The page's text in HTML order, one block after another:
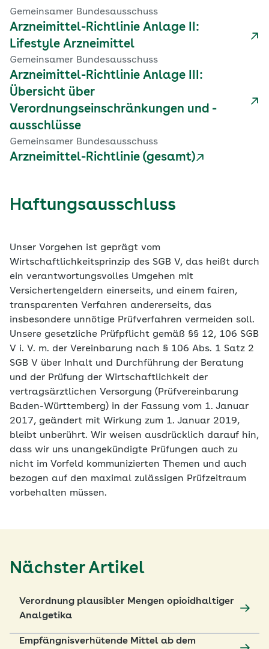
Gemeinsamer Bundesausschuss
Arzneimittel-Richtlinie Anlage II:
Lifestyle Arzneimittel
Gemeinsamer Bundesausschuss
Arzneimittel-Richtlinie Anlage III:
Übersicht über
Verordnungseinschränkungen und -
ausschlüsse
Gemeinsamer Bundesausschuss
Arzneimittel-Richtlinie (gesamt)
Haftungsausschluss
Unser Vorgehen ist geprägt vom
Wirtschaftlichkeitsprinzip des SGB V, das heißt durch
ein verantwortungsvolles Umgehen mit
Versichertengeldern einerseits, und einem fairen,
transparenten Verfahren andererseits, das
insbesondere unnötige Prüfverfahren vermeiden soll.
Unsere gesetzliche Prüfpflicht gemäß §§ 12, 106 SGB
V i. V. m. der Vereinbarung nach § 106 Abs. 1 Satz 2
SGB V über Inhalt und Durchführung der Beratung
und der Prüfung der Wirtschaftlichkeit der
vertragsärztlichen Versorgung (Prüfvereinbarung
Baden-Württemberg) in der Fassung vom 1. Januar
2017, geändert mit Wirkung zum 1. Januar 2019,
bleibt unberührt. Wir weisen ausdrücklich darauf hin,
dass wir uns unangekündigte Prüfungen auch zu
nicht im Vorfeld kommunizierten Themen und auch
bezogen auf den maximal zulässigen Prüfzeitraum
vorbehalten müssen.
Nächster Artikel
Verordnung plausibler Mengen opioidhaltiger
Analgetika
Empfängnisverhütende Mittel ab dem